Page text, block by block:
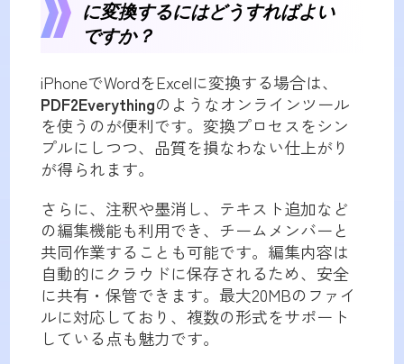
に変換するにはどうすればよい
ですか？
iPhoneでWordをExcelに変換する場合は、
PDF2Everythingのようなオンラインツール
を使うのが便利です。変換プロセスをシン
プルにしつつ、品質を損なわない仕上がり
が得られます。
さらに、注釈や墨消し、テキスト追加など
の編集機能も利用でき、チームメンバーと
共同作業することも可能です。編集内容は
自動的にクラウドに保存されるため、安全
に共有・保管できます。最大20MBのファイ
ルに対応しており、複数の形式をサポート
している点も魅力です。